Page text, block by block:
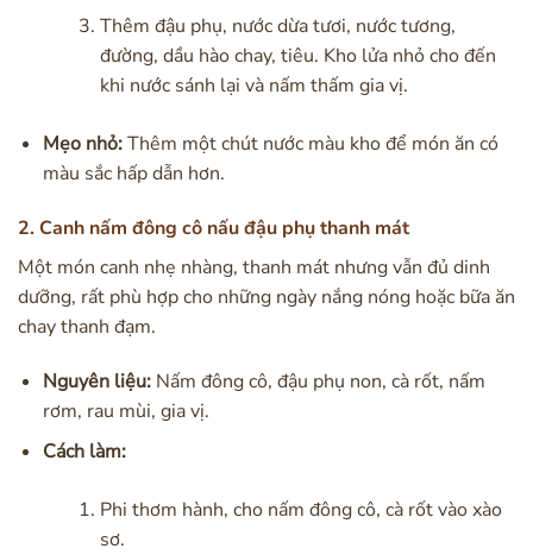
Thêm đậu phụ, nước dừa tươi, nước tương,
đường, dầu hào chay, tiêu. Kho lửa nhỏ cho đến
khi nước sánh lại và nấm thấm gia vị.
Mẹo nhỏ:Thêm một chút nước màu kho để món ăn có
màu sắc hấp dẫn hơn.
2. Canh nấm đông cô nấu đậu phụ thanh mát
Một món canh nhẹ nhàng, thanh mát nhưng vẫn đủ dinh
dưỡng, rất phù hợp cho những ngày nắng nóng hoặc bữa ăn
chay thanh đạm.
Nguyên liệu:Nấm đông cô, đậu phụ non, cà rốt, nấm
rơm, rau mùi, gia vị.
Cách làm:
Phi thơm hành, cho nấm đông cô, cà rốt vào xào
sơ.